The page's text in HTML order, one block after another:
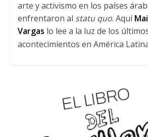
arte y activismo en los países
enfrentaron al statu quo. Aquí
Vargas lo lee a la luz de los
acontecimientos en América